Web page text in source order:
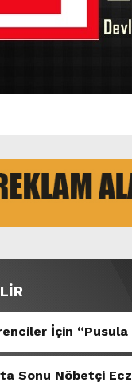
İçin
Sonu Nöbetçi